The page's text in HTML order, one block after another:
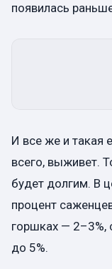
появилась
И все же и такая
всего, выживет.
будет долгим. В
процент
горшках — 2–3%,
до 5%.